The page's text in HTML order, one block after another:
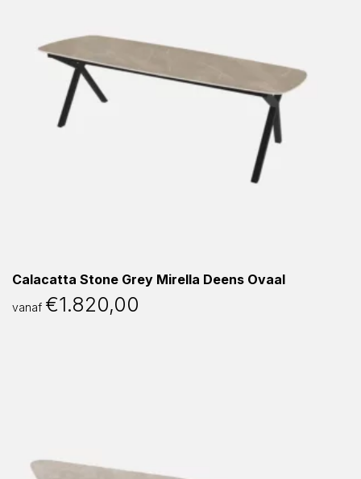
Calacatta Stone Grey Mirella Deens Ovaal
vanaf €1.820,00